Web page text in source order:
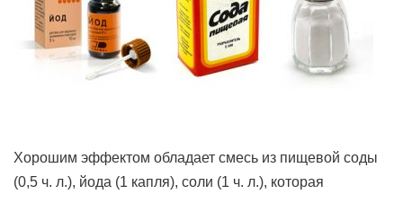
Хорошим эффектом обладает смесь из пищевой соды
(0,5 ч. л.), йода (1 капля), соли (1 ч. л.), которая